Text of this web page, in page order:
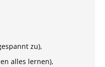
zu),
alles lernen),